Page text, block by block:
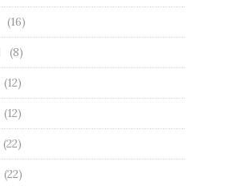
(16)
(8)
(12)
(12)
(22)
(22)